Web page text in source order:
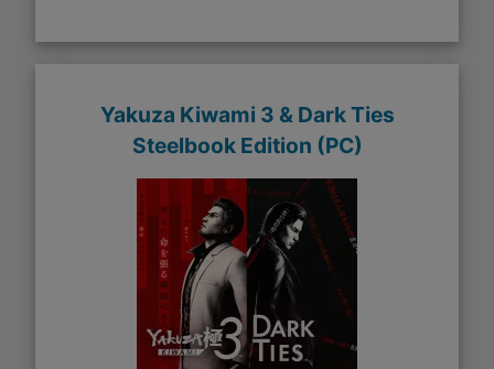
Yakuza Kiwami 3 & Dark Ties
Steelbook Edition (PC)